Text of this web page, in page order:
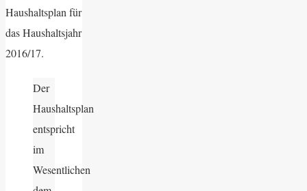
Haushaltsplan für
das Haushaltsjahr
2016/17.
Der
Haushaltsplan
entspricht
im
Wesentlichen